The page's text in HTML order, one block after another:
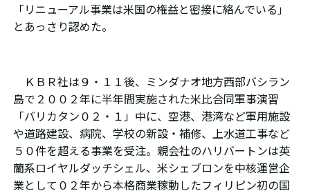
「リニューアル事業は米国の権益と密接に絡んでいる」
とあっさり認めた。
ＫＢＲ社は９・１１後、ミンダナオ地方西部バシラン
島で２００２年に半年間実施された米比合同軍事演習
「バリカタン０２・１」中に、空港、港湾など軍用施設
や道路建設、病院、学校の新設・補修、上水道工事など
５０件を超える事業を受注。親会社のハリバートンは英
蘭系ロイヤルダッチシェル、米シェブロンを中核運営企
業として０２年から本格商業稼動したフィリピン初の国